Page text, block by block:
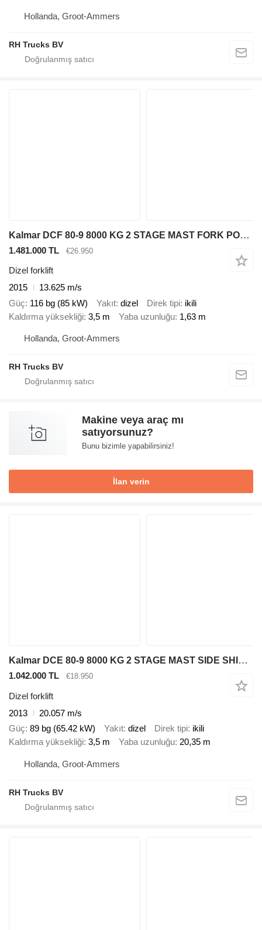
Hollanda, Groot-Ammers
RH Trucks BV
Kalmar DCF 80-9 8000 KG 2 STAGE MAST FORK POSITIONER DIESEL
1.481.000 TL €26.950
Dizel forklift
2015
13.625 m/s
Güç 116 bg (85 kW) Yakıt dizel Direk tipi ikili
Kaldırma yüksekliği 3,5 m Yaba uzunluğu 1,63 m
Hollanda, Groot-Ammers
RH Trucks BV
Makine veya araç mı
satıyorsunuz?
Bunu bizimle yapabilirsiniz!
İlan verin
Kalmar DCE 80-9 8000 KG 2 STAGE MAST SIDE SHIFT DIESEL
1.042.000 TL €18.950
Dizel forklift
2013
20.057 m/s
Güç 89 bg (65.42 kW) Yakıt dizel Direk tipi ikili
Kaldırma yüksekliği 3,5 m Yaba uzunluğu 20,35 m
Hollanda, Groot-Ammers
RH Trucks BV